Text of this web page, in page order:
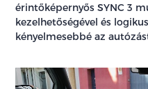
érintőképernyős SYNC 3
kezelhetőségével és
kényelmesebbé az